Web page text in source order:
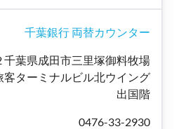
千葉銀行 両替カウンター
千葉県成田市三里塚御料牧場
ターミナルビル北ウイング
出国階
0476-33-2930